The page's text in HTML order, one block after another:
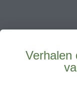
Verhalen